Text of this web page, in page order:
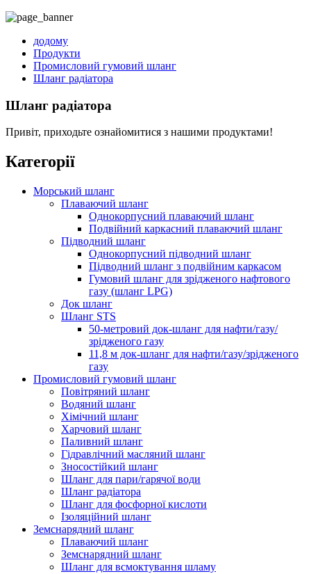
додому
Продукти
Промисловий гумовий шланг
Шланг радіатора
Шланг радіатора
Привіт, приходьте ознайомитися з нашими продуктами!
Категорії
Морський шланг
Плаваючий шланг
Однокорпусний плаваючий шланг
Подвійний каркасний плаваючий шланг
Підводний шланг
Однокорпусний підводний шланг
Підводний шланг з подвійним каркасом
Гумовий шланг для зрідженого нафтового
газу (шланг LPG)
Док шланг
Шланг STS
50-метровий док-шланг для нафти/газу/
зрідженого газу
11,8 м док-шланг для нафти/газу/зрідженого
газу
Промисловий гумовий шланг
Повітряний шланг
Водяний шланг
Хімічний шланг
Харчовий шланг
Паливний шланг
Гідравлічний масляний шланг
Зносостійкий шланг
Шланг для пари/гарячої води
Шланг радіатора
Шланг для фосфорної кислоти
Ізоляційний шланг
Земснарядний шланг
Плаваючий шланг
Земснарядний шланг
Шланг для всмоктування шламу